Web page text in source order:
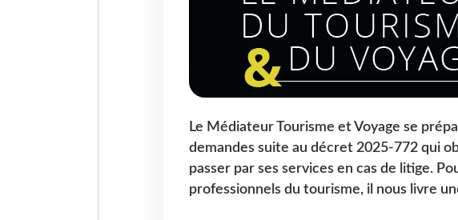
Le Médiateur Tourisme et Voyage se
demandes suite au décret 2025-772 qui
passer par ses services en cas de litige.
professionnels du tourisme, il nous livre